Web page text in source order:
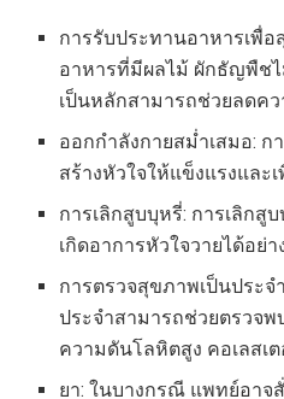
การรับประทานอาหารเพื่
อาหารที่มีผลไม้ ผักธัญพืช
เป็นหลักสามารถช่วยลดคว
ออกกำลังกายสม่ำเสมอ: ก
สร้างหัวใจให้แข็งแรงและ
การเลิกสูบบุหรี่: การเลิกสู
เกิดอาการหัวใจวายได้อย่า
การตรวจสุขภาพเป็นประจ
ประจำสามารถช่วยตรวจพ
ความดันโลหิตสูง คอเลสเ
ยา: ในบางกรณี แพทย์อาจ